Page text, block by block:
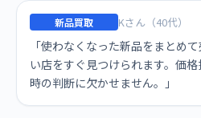
新品買取 Kさん（40代）
「使わなくなった新品をまとめ
い店をすぐ見つけられます。価
時の判断に欠かせません。」